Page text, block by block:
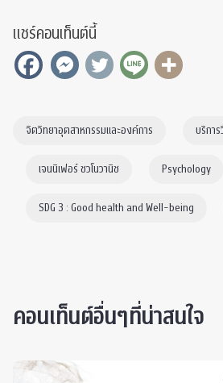
แชร์คอนเท็นต์นี้
จิตวิทยาอุตสาหกรรมและองค์การ บริการ
เจนนิเฟอร์ ชวโนวานิช Psychology
SDG 3 : Good health and Well-being
คอนเท็นต์อื่นๆที่น่าสนใจ